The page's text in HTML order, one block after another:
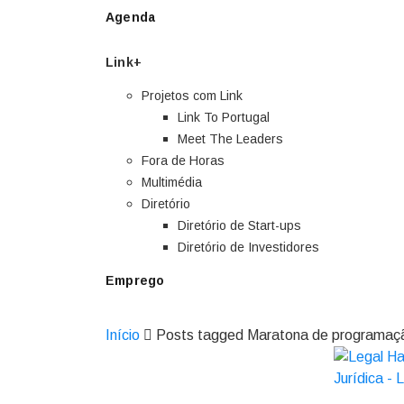
Agenda
Link+
Projetos com Link
Link To Portugal
Meet The Leaders
Fora de Horas
Multimédia
Diretório
Diretório de Start-ups
Diretório de Investidores
Emprego
Início Posts tagged Maratona de